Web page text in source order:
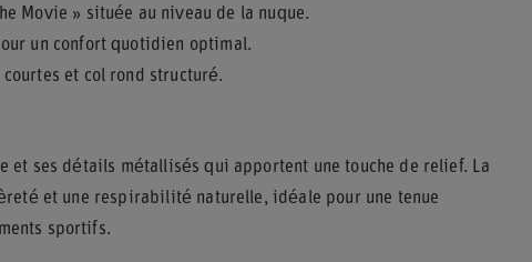
Movie » située au niveau de la nuque.
un confort quotidien optimal.
et col rond structuré.
et ses détails métallisés qui apportent une touche de relief. La
et une respirabilité naturelle, idéale pour une tenue
sportifs.